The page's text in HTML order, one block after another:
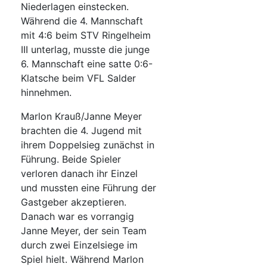
Niederlagen einstecken.
Während die 4. Mannschaft
mit 4:6 beim STV Ringelheim
III unterlag, musste die junge
6. Mannschaft eine satte 0:6-
Klatsche beim VFL Salder
hinnehmen.
Marlon Krauß/Janne Meyer
brachten die 4. Jugend mit
ihrem Doppelsieg zunächst in
Führung. Beide Spieler
verloren danach ihr Einzel
und mussten eine Führung der
Gastgeber akzeptieren.
Danach war es vorrangig
Janne Meyer, der sein Team
durch zwei Einzelsiege im
Spiel hielt. Während Marlon